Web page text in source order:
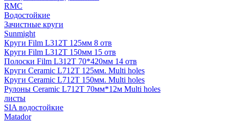
RMC
Водостойкие
Зачистные круги
Sunmight
Круги Film L312T 125мм 8 отв
Круги Film L312T 150мм 15 отв
Полоски Film L312T 70*420мм 14 отв
Круги Ceramic L712T 125мм. Multi holes
Круги Ceramic L712T 150мм. Multi holes
Рулоны Ceramic L712T 70мм*12м Multi holes
листы
SIA водостойкие
Matador